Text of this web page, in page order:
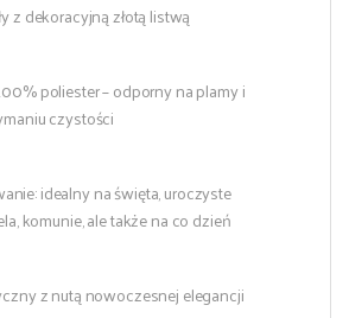
z dekoracyjną złotą listwą
poliester – odporny na plamy i
czystości
idealny na święta, uroczyste
komunie, ale także na co dzień
z nutą nowoczesnej elegancji